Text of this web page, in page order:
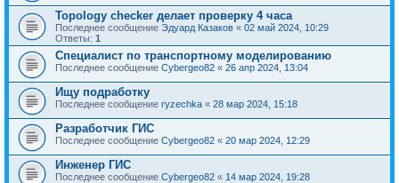
Topology checker делает проверку 4 часа
Последнее сообщение Эдуард Казаков « 02 май 2024, 10:29
Ответы: 1
Cпециалист по транспортному моделированию
Последнее сообщение Cybergeo82 « 26 апр 2024, 13:04
Ищу подработку
Последнее сообщение ryzechka « 28 мар 2024, 15:18
Разработчик ГИС
Последнее сообщение Cybergeo82 « 20 мар 2024, 12:29
Инженер ГИС
Последнее сообщение Cybergeo82 « 14 мар 2024, 19:28